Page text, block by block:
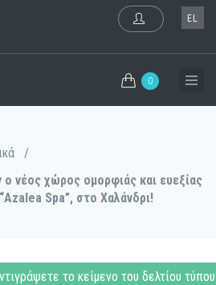
EL
0
/
νέος χώρος ομορφιάς και ευεξίας
Spa”, στο Χαλάνδρι!
το κείμενο του δελτίου τύπου